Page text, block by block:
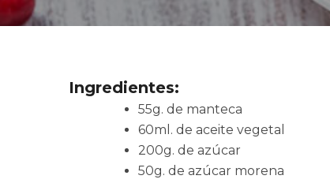
Ingredientes:
55g. de manteca
60ml. de aceite vegetal
200g. de azúcar
50g. de azúcar morena